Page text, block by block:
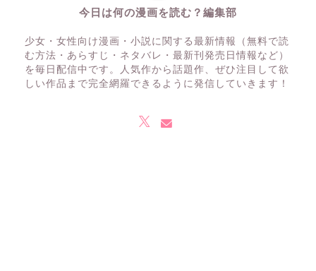
今日は何の漫画を読む？編集部
少女・女性向け漫画・小説に関する最新情報（無料で読
む方法・あらすじ・ネタバレ・最新刊発売日情報など）
を毎日配信中です。人気作から話題作、ぜひ注目して欲
しい作品まで完全網羅できるように発信していきます！